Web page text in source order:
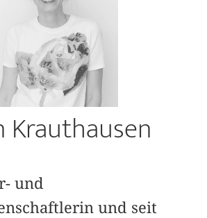
Krauthausen
und
und seit